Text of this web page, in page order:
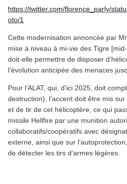
https://twitter.com/florence_parly/
oto/1
Cette modernisation annoncée par
mise à niveau à mi-vie des Tigre
doit-elle permettre de disposer
l’évolution anticipée des menaces
Pour l’ALAT, qui, d’ici 2025, doit
destruction), l’accent doit être mis
et de tir de cet hélicoptère, ce qui
missile Hellfire par une munition
collaboratifs/coopératifs avec
externe, ainsi que sur
de détecter les tirs d’armes légères.